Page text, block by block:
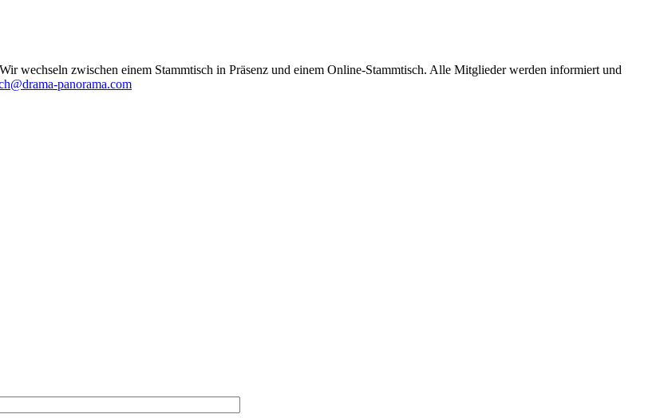
wechseln zwischen einem Stammtisch in Präsenz und einem Online-Stammtisch. Alle Mitglieder werden informiert und
panorama.com